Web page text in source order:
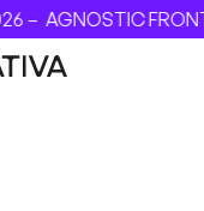
–AGNOSTIC